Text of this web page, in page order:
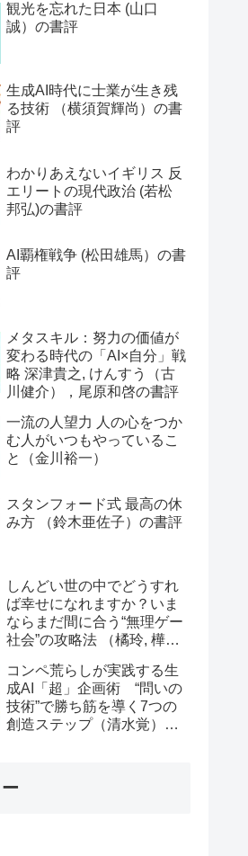
観光を忘れた日本 (山口
誠）の書評
生成AI時代に士業が生き残
る技術 （横須賀輝尚）の書
評
わかりあえないイギリス 反
エリートの現代政治 (若松
邦弘)の書評
AI覇権戦争 (松田雄馬）の書
評
メタスキル：努力の価値が
変わる時代の「AI×自分」戦
略 深津貴之, けんすう（古
川健介），尾原和啓の書評
一流の人望力 人の心をつか
む人がいつもやっているこ
と（金川裕一）
スタンフォード式 最高の休
み方 （鈴木亜佐子）の書評
しんどい世の中でどうすれ
ば幸せになれますか？いま
ならまだ間に合う“無理ゲー
社会”の攻略法 （橘玲, 樺山
コンペ荒らしが実践する生
成AI「超」企画術 “問いの
技術”で勝ち筋を導く7つの
創造ステップ（清水覚）の